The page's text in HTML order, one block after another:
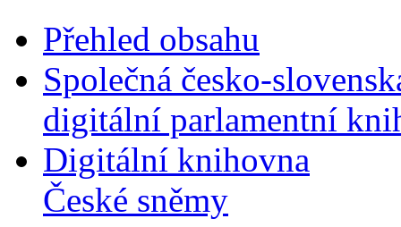
Přehled obsahu
Společná česko-
digitální parlamentní
Digitální knihovna
České sněmy